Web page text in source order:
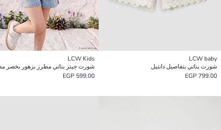
LCW baby
شورت بناتي بتفاصيل دانتيل
799.00 EGP
LCW Kids
شورت جينز بناتي مطرز بزهور بخصر
599.00 EGP